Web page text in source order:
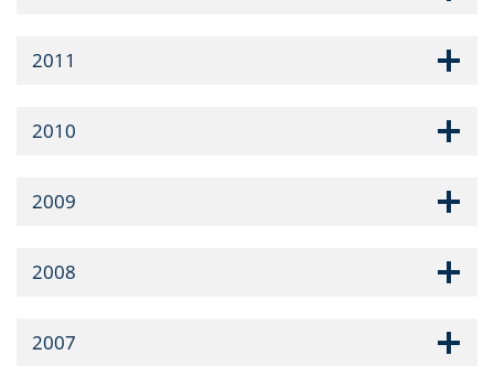
2011
2010
2009
2008
2007